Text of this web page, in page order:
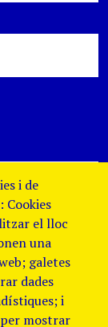
i de
Cookies
el lloc
una
galetes
dades
i
mostrar